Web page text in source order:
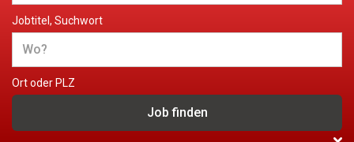
Jobtitel, Suchwort
Ort oder PLZ